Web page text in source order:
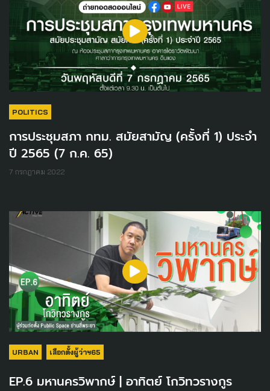
POLITICS
การประชุมสภา กทม. สมัยสามัญ (ครั้งที่ 1) ประจำ
ปี 2565 (7 ก.ค. 65)
7 กรกฎาคม 2022
URBAN เลือกตั้งผู้ว่าฯ65
EP.6 มหานครวิพากษ์ | อาทิตย์ โกวิทวรางกูร